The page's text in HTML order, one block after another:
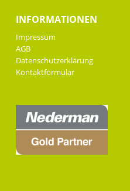
INFORMATIONEN
Impressum
AGB
Datenschutzerklärung
Kontaktformular